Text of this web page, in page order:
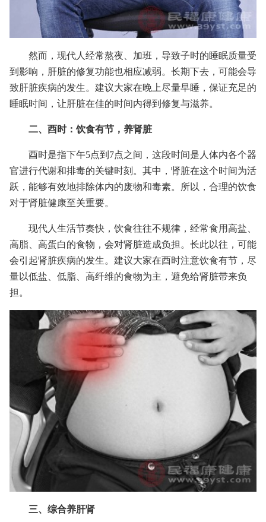
然而，现代人经常熬夜、加班，导致子时的睡眠质量受
到影响，肝脏的修复功能也相应减弱。长期下去，可能会导
致肝脏疾病的发生。建议大家在晚上尽量早睡，保证充足的
睡眠时间，让肝脏在佳的时间内得到修复与滋养。
二、酉时：饮食有节，养肾脏
酉时是指下午5点到7点之间，这段时间是人体内各个器
官进行代谢和排毒的关键时刻。其中，肾脏在这个时间为活
跃，能够有效地排除体内的废物和毒素。所以，合理的饮食
对于肾脏健康至关重要。
现代人生活节奏快，饮食往往不规律，经常食用高盐、
高脂、高蛋白的食物，会对肾脏造成负担。长此以往，可能
会引起肾脏疾病的发生。建议大家在酉时注意饮食有节，尽
量以低盐、低脂、高纤维的食物为主，避免给肾脏带来负
担。
三、综合养肝肾